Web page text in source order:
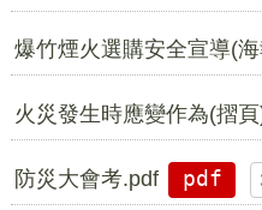
爆竹煙火選購安全宣導(
火災發生時應變作為(摺
防災大會考.pdf pdf